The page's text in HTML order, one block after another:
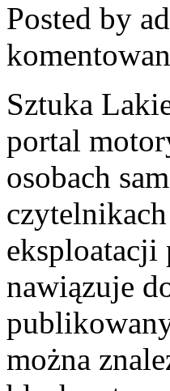
Posted by
Sztuka
portal
osobach
eksploatacji
nawiązuje
można